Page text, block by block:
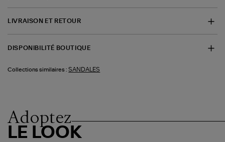
LIVRAISON ET RETOUR
DISPONIBILITÉ BOUTIQUE
Collections similaires : SANDALES
Adoptez
LE LOOK